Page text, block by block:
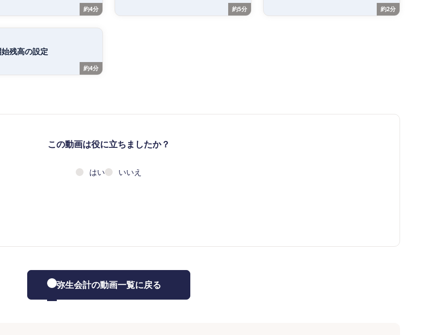
約4分 約5分 約2分
残高の設定
約4分
この動画は役に立ちましたか？
はい いいえ
弥生会計の動画一覧に戻る